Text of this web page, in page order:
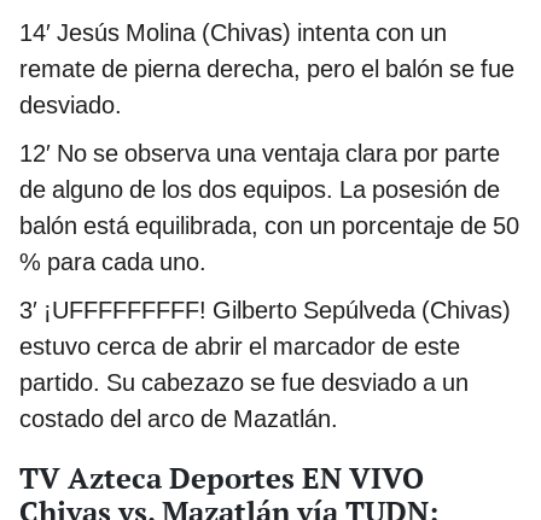
14′ Jesús Molina (Chivas) intenta con un
remate de pierna derecha, pero el balón se fue
desviado.
12′ No se observa una ventaja clara por parte
de alguno de los dos equipos. La posesión de
balón está equilibrada, con un porcentaje de 50
% para cada uno.
3′ ¡UFFFFFFFFF! Gilberto Sepúlveda (Chivas)
estuvo cerca de abrir el marcador de este
partido. Su cabezazo se fue desviado a un
costado del arco de Mazatlán.
TV Azteca Deportes EN VIVO
Chivas vs. Mazatlán vía TUDN: